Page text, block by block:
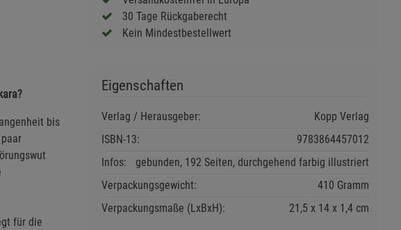
30 Tage Rückgaberecht
Kein Mindestbestellwert
bis
für die
Eigenschaften
Verlag / Herausgeber:
Kopp Verlag
ISBN-13:
9783864457012
Infos:
gebunden, 192 Seiten, durchgehend farbig illustriert
Verpackungsgewicht:
410 Gramm
Verpackungsmaße (LxBxH):
21,5 14 1,4cm